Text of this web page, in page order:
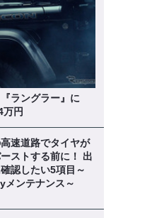
ラングラー』に
円
速道路でタイヤが
ストする前に！ 出
認したい5項目～
メンテナンス～